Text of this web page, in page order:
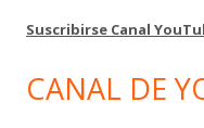
Suscribirse Canal
CANAL DE